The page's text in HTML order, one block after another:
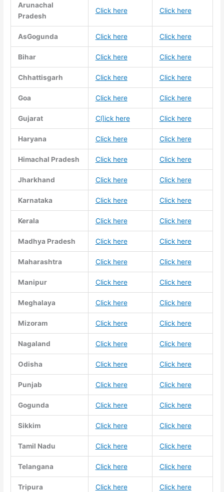
Arunachal
Pradesh
Click here Click here
AsGogunda Click here Click here
Bihar Click here Click here
Chhattisgarh Click here Click here
Goa Click here Click here
Gujarat Cl]ick here Click here
Haryana Click here Click here
Himachal Pradesh Click here Click here
Jharkhand Click here Click here
Karnataka Click here Click here
Kerala Click here Click here
Madhya Pradesh Click here Click here
Maharashtra Click here Click here
Manipur Click here Click here
Meghalaya Click here Click here
Mizoram Click here Click here
Nagaland Click here Click here
Odisha Click here Click here
Punjab Click here Click here
Gogunda Click here Click here
Sikkim Click here Click here
Tamil Nadu Click here Click here
Telangana Click here Click here
Tripura Click here Click here